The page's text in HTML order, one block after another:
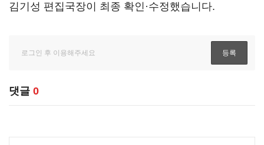
김기성 편집국장이 최종 확인·수정했습니다.
댓글 0